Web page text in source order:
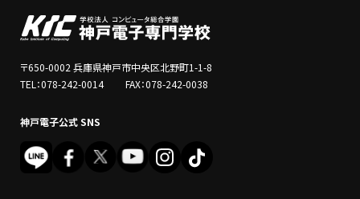
〒650-0002 兵庫県神戸市中央区北野町1-1-8
TEL：078-242-0014 FAX：078-242-0038
神戸電子公式 SNS